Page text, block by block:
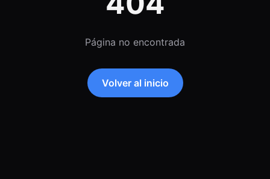
Página no encontrada
Volver al inicio